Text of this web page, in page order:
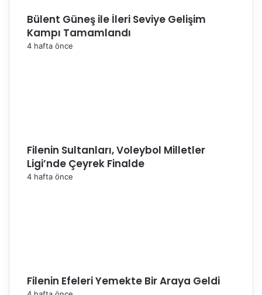
Bülent Güneş ile İleri Seviye Gelişim
Kampı Tamamlandı
4 hafta önce
Filenin Sultanları, Voleybol Milletler
Ligi’nde Çeyrek Finalde
4 hafta önce
Filenin Efeleri Yemekte Bir Araya Geldi